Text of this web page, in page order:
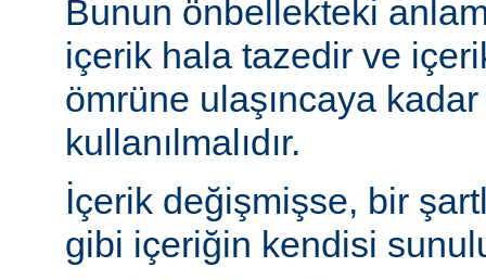
Bunun önbellekteki
içerik hala tazedir ve
ömrüne ulaşıncaya
kullanılmalıdır.
İçerik değişmişse, bir
gibi içeriğin kendisi